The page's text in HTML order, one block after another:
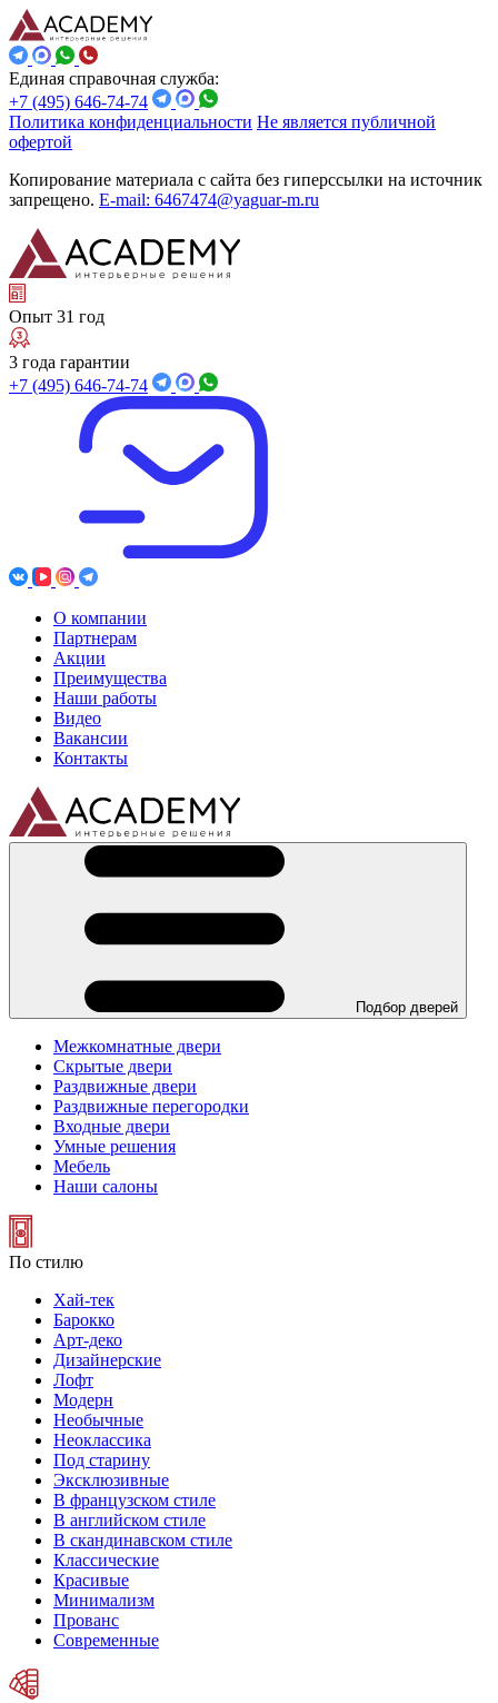
Единая справочная служба:
+7 (495) 646-74-74
Политика конфиденциальности Не является публичной
офертой
Копирование материала с сайта без гиперссылки на источник
запрещено. E-mail: 6467474@yaguar-m.ru
Опыт 31 год
3 года гарантии
+7 (495) 646-74-74
О компании
Партнерам
Акции
Преимущества
Наши работы
Видео
Вакансии
Контакты
Подбор дверей
Межкомнатные двери
Скрытые двери
Раздвижные двери
Раздвижные перегородки
Входные двери
Умные решения
Мебель
Наши салоны
По стилю
Хай-тек
Барокко
Арт-деко
Дизайнерские
Лофт
Модерн
Необычные
Неоклассика
Под старину
Эксклюзивные
В французском стиле
В английском стиле
В скандинавском стиле
Классические
Красивые
Минимализм
Прованс
Современные